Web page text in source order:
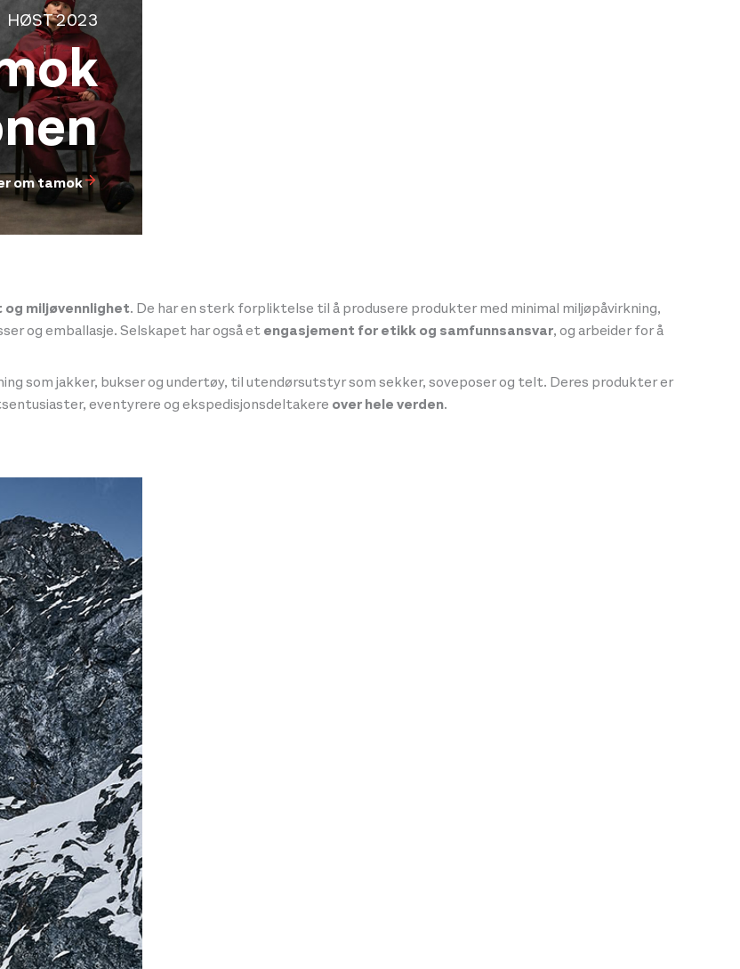
HØST 2023
om tamok
miljøvennlighet. De har en sterk forpliktelse til å produsere produkter med minimal miljøpåvirkning,
og emballasje. Selskapet har også etengasjement for etikk og samfunnsansvar, og arbeider for å
som jakker, bukser og undertøy, til utendørsutstyr som sekker, soveposer og telt. Deres produkter er
eventyrere og ekspedisjonsdeltakere over hele verden.